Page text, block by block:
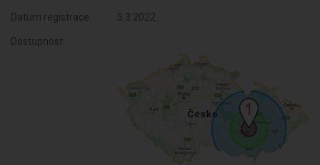
Datum registrace: 5.3.2022
Dostupnost: